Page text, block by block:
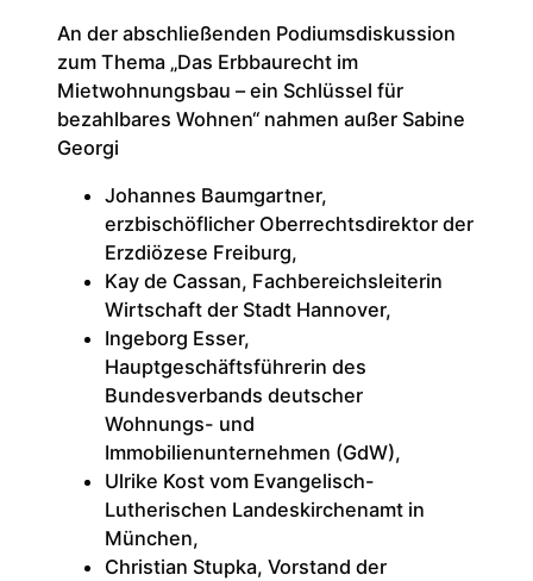
An der abschließenden Podiumsdiskussion
zum Thema „Das Erbbaurecht im
Mietwohnungsbau – ein Schlüssel für
bezahlbares Wohnen“ nahmen außer Sabine
Georgi
Johannes Baumgartner,
erzbischöflicher Oberrechtsdirektor der
Erzdiözese Freiburg,
Kay de Cassan, Fachbereichsleiterin
Wirtschaft der Stadt Hannover,
Ingeborg Esser,
Hauptgeschäftsführerin des
Bundesverbands deutscher
Wohnungs- und
Immobilienunternehmen (GdW),
Ulrike Kost vom Evangelisch-
Lutherischen Landeskirchenamt in
München,
Christian Stupka, Vorstand der